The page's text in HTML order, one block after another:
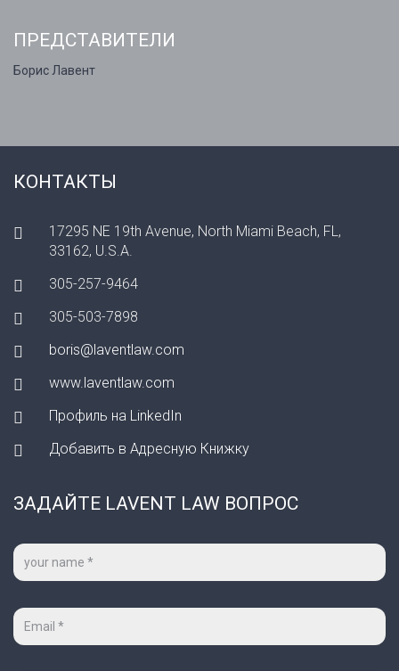
ПРЕДСТАВИТЕЛИ
Борис Лавент
КОНТАКТЫ
17295 NE 19th Avenue, North Miami Beach, FL,
33162, U.S.A.
305-257-9464
305-503-7898
boris@laventlaw.com
www.laventlaw.com
Профиль на LinkedIn
Добавить в Адресную Книжку
ЗАДАЙТЕ LAVENT LAW ВОПРОС
Ваше
имя
Ваш
mail